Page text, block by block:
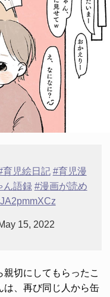
育児絵日記 #育児漫
ん語録 #漫画が読め
15, 2022
切にしてもらったこ
は、再び同じ人から缶